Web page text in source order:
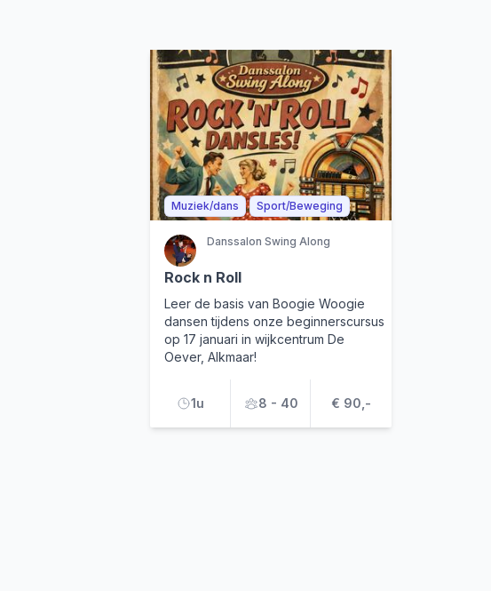
Muziek/dans Sport/Beweging
Danssalon Swing Along
Rock n Roll
Leer de basis van Boogie Woogie
dansen tijdens onze beginnerscursus
op 17 januari in wijkcentrum De
Oever, Alkmaar!
1u 8 - 40 € 90,-